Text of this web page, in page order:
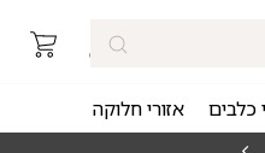
כלבים אזורי חלוקה